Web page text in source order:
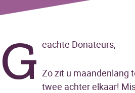
G eachte Donateurs,
Zo zit u maandenlang
twee achter elkaar!